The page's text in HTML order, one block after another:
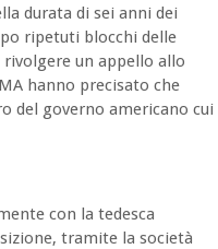
durata di sei anni dei
ripetuti blocchi delle
rivolgere un appello allo
hanno precisato che
del governo americano cui
con la tedesca
tramite la società